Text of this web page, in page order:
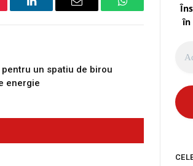
LinkedIn Email WhatsApp
pentru un spatiu de birou
energie
în